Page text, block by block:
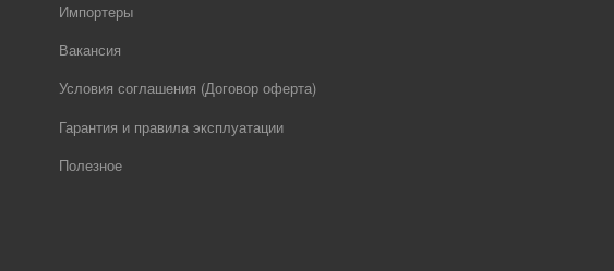
Импортеры
Вакансия
Условия соглашения (Договор оферта)
Гарантия и правила эксплуатации
Полезное